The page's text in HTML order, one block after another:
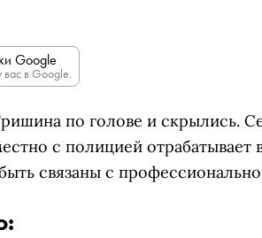
Google
вас в Google.
по голове и скрылись.
с полицией отрабатывает
связаны с